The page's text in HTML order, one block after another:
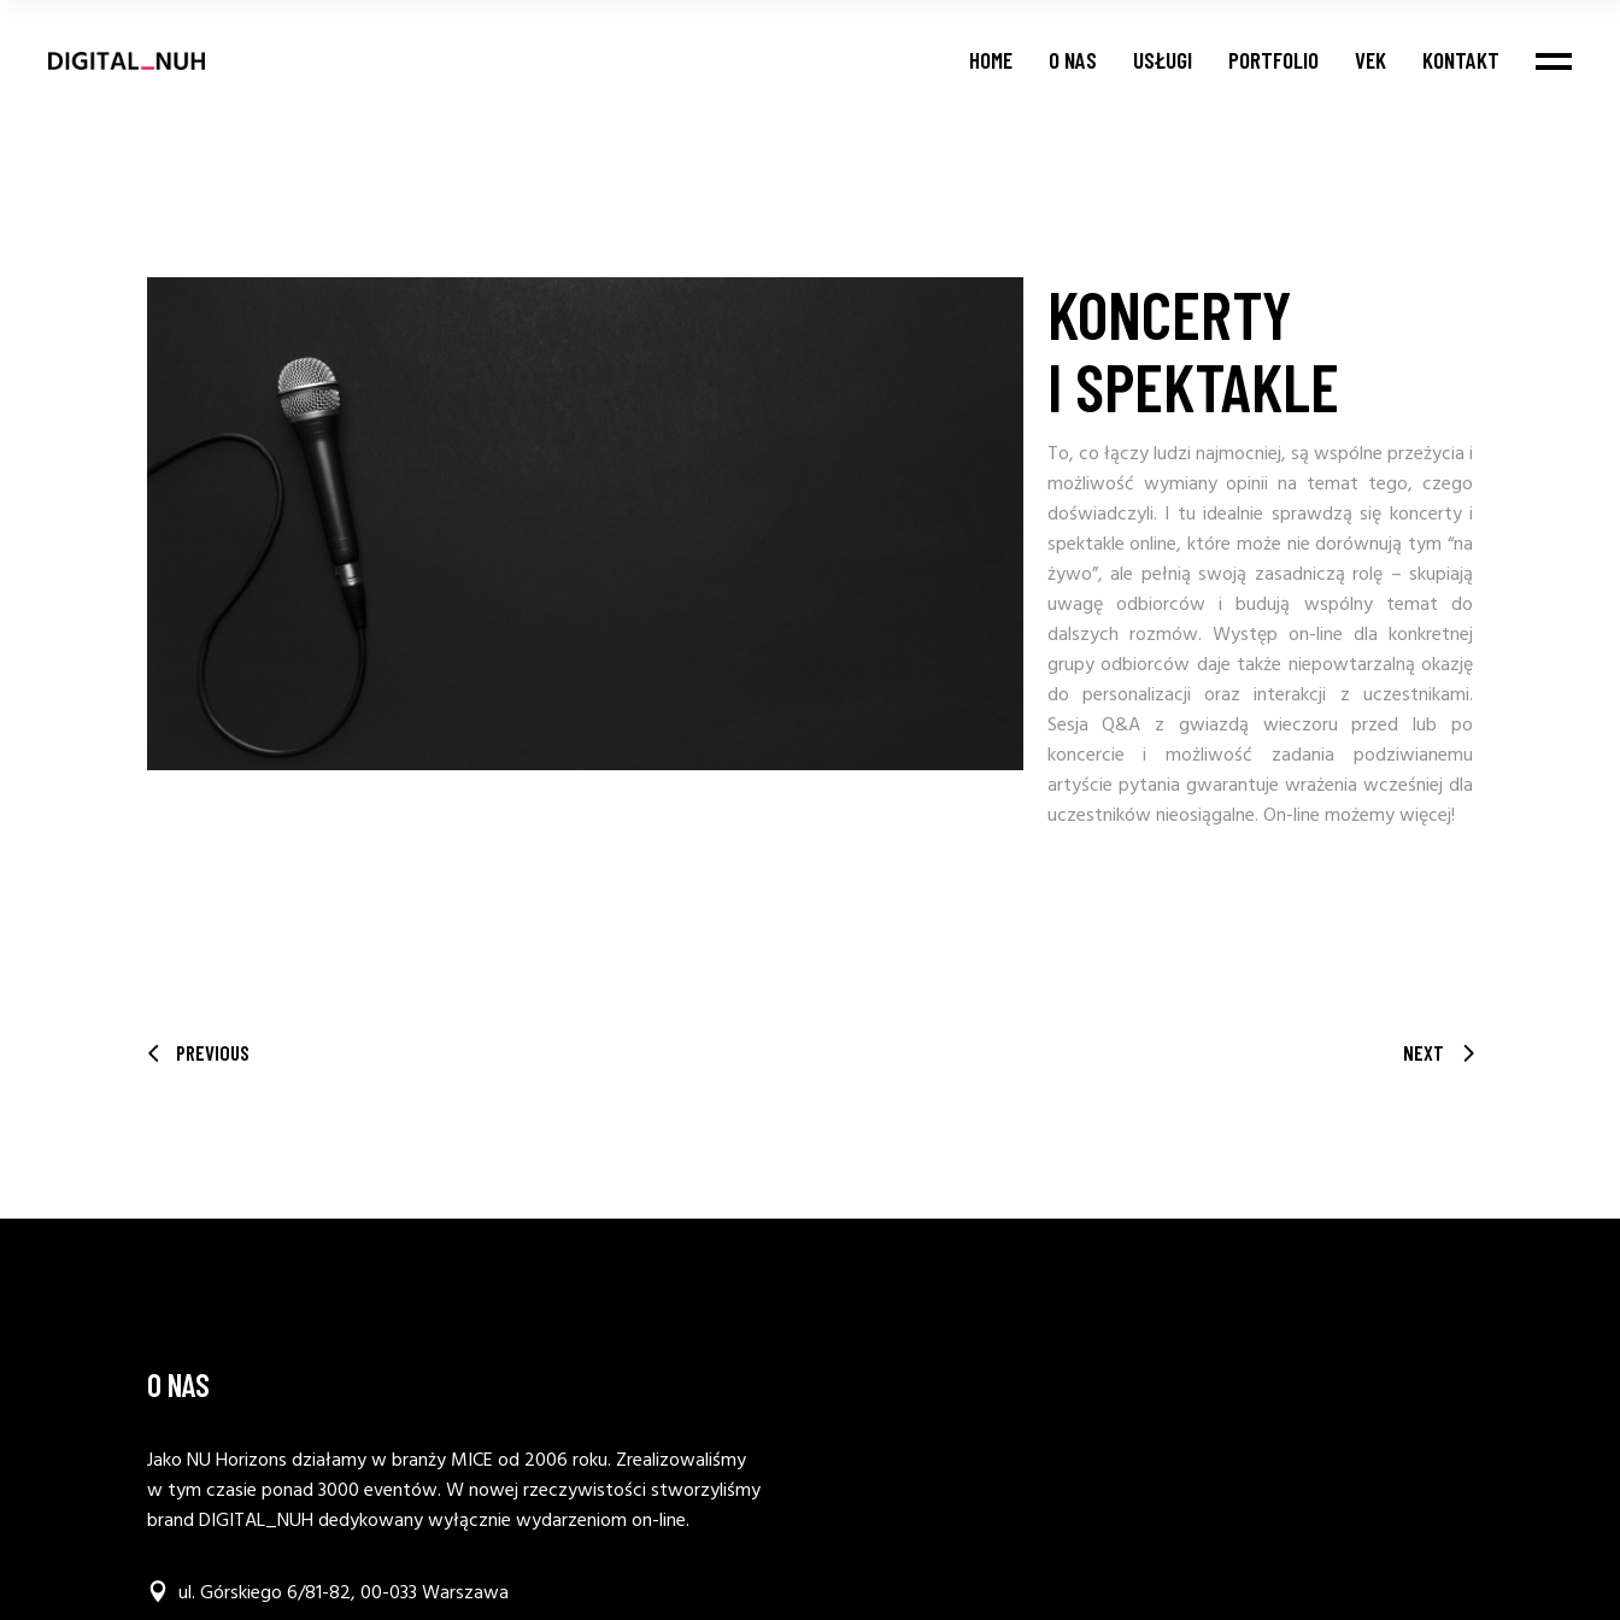
HOME O NAS USŁUGI PORTFOLIO VEK KONTAKT
KONCERTY
I SPEKTAKLE
To, co łączy ludzi najmocniej, są wspólne przeżycia i
możliwość wymiany opinii na temat tego, czego
doświadczyli. I tu idealnie sprawdzą się koncerty i
spektakle online, które może nie dorównują tym “na
żywo”, ale pełnią swoją zasadniczą rolę – skupiają
uwagę odbiorców i budują wspólny temat do
dalszych rozmów. Występ on-line dla konkretnej
grupy odbiorców daje także niepowtarzalną okazję
do personalizacji oraz interakcji z uczestnikami.
Sesja Q&A z gwiazdą wieczoru przed lub po
koncercie i możliwość zadania podziwianemu
artyście pytania gwarantuje wrażenia wcześniej dla
uczestników nieosiągalne. On-line możemy więcej!
PREVIOUS NEXT
O NAS
Jako NU Horizons działamy w branży MICE od 2006 roku. Zrealizowaliśmy
w tym czasie ponad 3000 eventów. W nowej rzeczywistości stworzyliśmy
brand DIGITAL_NUH dedykowany wyłącznie wydarzeniom on-line.
ul. Górskiego 6/81-82, 00-033 Warszawa